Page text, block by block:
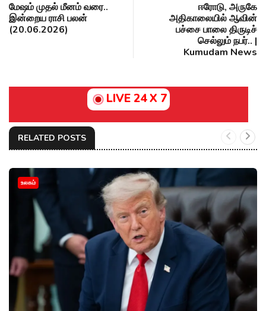
மேஷம் முதல் மீனம் வரை..
இன்றைய ராசி பலன்
(20.06.2026)
ஈரோடு, அருகே
அதிகாலையில் ஆவின்
பச்சை பாலை திருடிச்
செல்லும் நபர்.. |
Kumudam News
LIVE 24 X 7
RELATED POSTS
உலகம்